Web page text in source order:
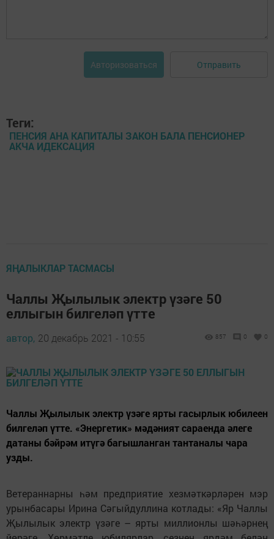
Авторизоваться Отправить
Теги:
ПЕНСИЯ АНА КАПИТАЛЫ ЗАКОН БАЛА ПЕНСИОНЕР
АКЧА ИДЕКСАЦИЯ
ЯҢАЛЫКЛАР ТАСМАСЫ
Чаллы Җылылык электр үзәге 50
еллыгын билгеләп үтте
автор, 20 декабрь 2021 - 10:55 857 0 0
Чаллы Җылылык электр үзәге ярты гасырлык юбилеен
билгеләп үтте. «Энергетик» мәдәният сараенда әлеге
датаны бәйрәм итүгә багышланган тантаналы чара
узды.
Ветераннарны һәм предприятие хезмәткәрләрен мэр
урынбасары Ирина Сәгыйдуллина котлады: «Яр Чаллы
Җылылык электр үзәге – ярты миллионлы шәһәрнең